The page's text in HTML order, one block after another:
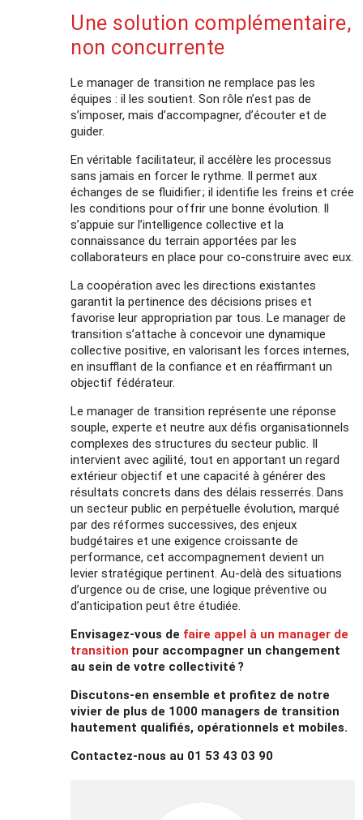
Une solution complémentaire,
non concurrente
Le manager de transition ne remplace pas les
équipes : il les soutient. Son rôle n’est pas de
s’imposer, mais d’accompagner, d’écouter et de
guider.
En véritable facilitateur, il accélère les processus
sans jamais en forcer le rythme. Il permet aux
échanges de se fluidifier ; il identifie les freins et crée
les conditions pour offrir une bonne évolution. Il
s’appuie sur l’intelligence collective et la
connaissance du terrain apportées par les
collaborateurs en place pour co-construire avec eux.
La coopération avec les directions existantes
garantit la pertinence des décisions prises et
favorise leur appropriation par tous. Le manager de
transition s’attache à concevoir une dynamique
collective positive, en valorisant les forces internes,
en insufflant de la confiance et en réaffirmant un
objectif fédérateur.
Le manager de transition représente une réponse
souple, experte et neutre aux défis organisationnels
complexes des structures du secteur public. Il
intervient avec agilité, tout en apportant un regard
extérieur objectif et une capacité à générer des
résultats concrets dans des délais resserrés. Dans
un secteur public en perpétuelle évolution, marqué
par des réformes successives, des enjeux
budgétaires et une exigence croissante de
performance, cet accompagnement devient un
levier stratégique pertinent. Au-delà des situations
d’urgence ou de crise, une logique préventive ou
d’anticipation peut être étudiée.
Envisagez-vous de faire appel à un manager de
transition pour accompagner un changement
au sein de votre collectivité ?
Discutons-en ensemble et profitez de notre
vivier de plus de 1000 managers de transition
hautement qualifiés, opérationnels et mobiles.
Contactez-nous au 01 53 43 03 90